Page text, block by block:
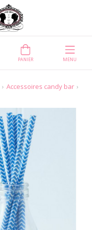
PANIER MENU
Accessoires candy bar